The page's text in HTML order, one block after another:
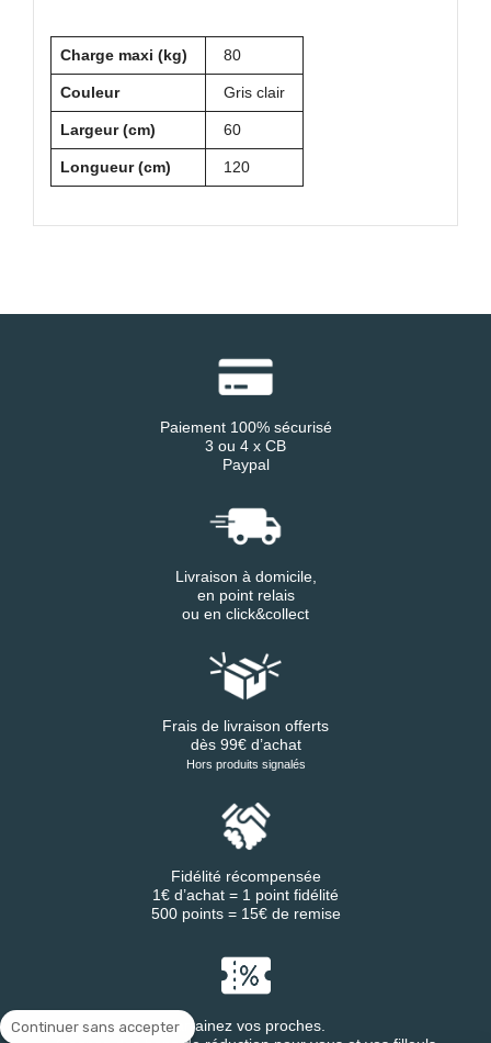
Continuer sans accepter
Charge maxi (kg) 80
Couleur Gris clair
Largeur (cm) 60
Longueur (cm) 120
Paiement 100% sécurisé
3 ou 4 x CB
Paypal
Livraison à domicile,
en point relais
ou en click&collect
Frais de livraison offerts
dès 99€ d’achat
Hors produits signalés
Fidélité récompensée
1€ d’achat = 1 point fidélité
500 points = 15€ de remise
Parrainez vos proches.